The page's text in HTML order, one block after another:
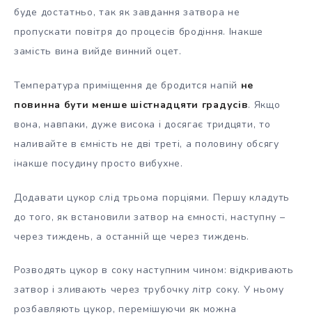
буде достатньо, так як завдання затвора не
пропускати повітря до процесів бродіння. Інакше
замість вина вийде винний оцет.
Температура приміщення де бродится напій не
повинна бути менше шістнадцяти градусів. Якщо
вона, навпаки, дуже висока і досягає тридцяти, то
наливайте в ємність не дві треті, а половину обсягу
інакше посудину просто вибухне.
Додавати цукор слід трьома порціями. Першу кладуть
до того, як встановили затвор на ємності, наступну –
через тиждень, а останній ще через тиждень.
Розводять цукор в соку наступним чином: відкривають
затвор і зливають через трубочку літр соку. У ньому
розбавляють цукор, перемішуючи як можна